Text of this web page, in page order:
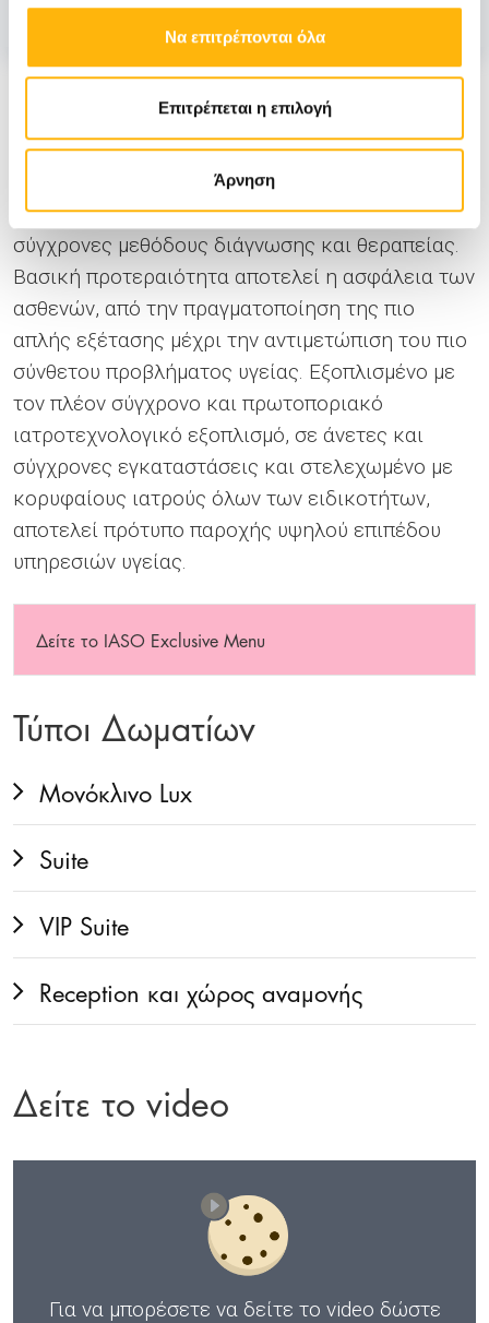
Να επιτρέπονται όλα
Επιτρέπεται η επιλογή
Άρνηση
Όταν ο προορισμός είναι η υγεία, το ΙΑΣΩ
Γενική Κλινική δείχνει τον δρόμο
Το ΙΑΣΩ Γενική Κλινική παρέχει ολοκληρωμένες
υπηρεσίες υγείας ακολουθώντας τις πιο
σύγχρονες μεθόδους διάγνωσης και θεραπείας.
Βασική προτεραιότητα αποτελεί η ασφάλεια των
ασθενών, από την πραγματοποίηση της πιο
απλής εξέτασης μέχρι την αντιμετώπιση του πιο
σύνθετου προβλήματος υγείας. Εξοπλισμένο µε
τον πλέον σύγχρονο και πρωτοποριακό
ιατροτεχνολογικό εξοπλισμό, σε άνετες και
σύγχρονες εγκαταστάσεις και στελεχωμένο με
κορυφαίους ιατρούς όλων των ειδικοτήτων,
αποτελεί πρότυπο παροχής υψηλού επιπέδου
υπηρεσιών υγείας.
Δείτε το IASO Exclusive Menu
Τύποι Δωματίων
Μονόκλινο Lux
Suite
VIP Suite
Reception και χώρος αναμονής
Δείτε το video
Για να μπορέσετε να δείτε το video δώστε